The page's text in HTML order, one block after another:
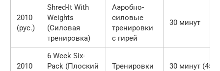
2010
(рус.)
Shred-It With
Weights
(Силовая
тренировка)
Аэробно-
силовые
тренировки
с гирей
30 минут
2010
6 Week Six-
Pack (Плоский
Тренировки
30 минут (45